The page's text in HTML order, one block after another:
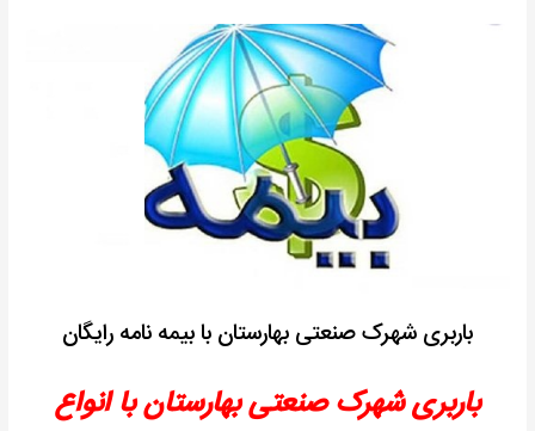
باربری شهرک صنعتی بهارستان با بیمه نامه رایگان
باربری شهرک صنعتی بهارستان با انواع